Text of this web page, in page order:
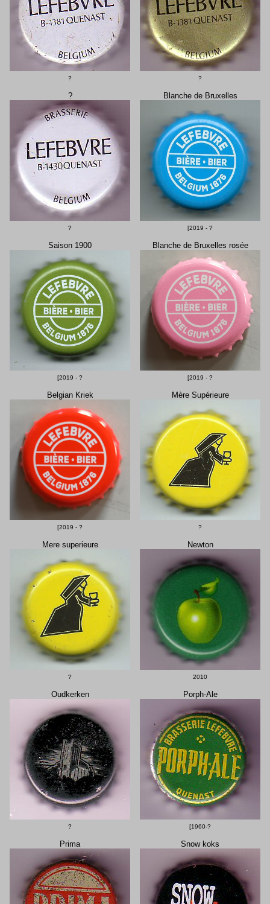
? ?
?
?
Blanche de Bruxelles
[2019 - ?
Saison 1900
[2019 - ?
Blanche de Bruxelles rosée
[2019 - ?
Belgian Kriek
[2019 - ?
Mère Supérieure
?
Mere superieure
?
Newton
2010
Oudkerken
?
Porph-Ale
[1960-?
Prima Snow koks